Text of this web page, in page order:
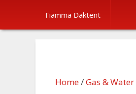
Fiamma Daktent
Home/Gas &